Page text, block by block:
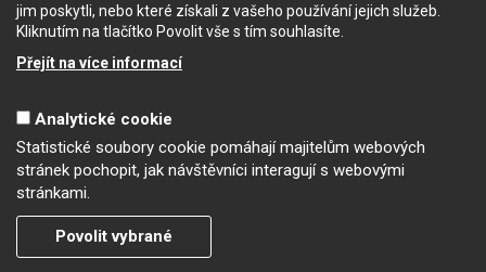
objednávku
(200.22 KB)
Máte dotaz nebo se chcete
informovat?
Neváhejte se na nás obrátit!
Odpovíme Vám do 24 hodin.
Vaše údaje nebudeme nikde zveřejňovat.
Copyright © 2022 - SEC electronic s.r.o.
Podmínky užití
Mapa stránek
jim poskytli, nebo které získali z vašeho používání jejich služeb.
Kliknutím na tlačítko Povolit vše s tím souhlasíte.
Přejít na více informací
Analytické cookie
Statistické soubory cookie pomáhají majitelům webových
stránek pochopit, jak návštěvníci interagují s webovými
stránkami.
Povolit vybrané